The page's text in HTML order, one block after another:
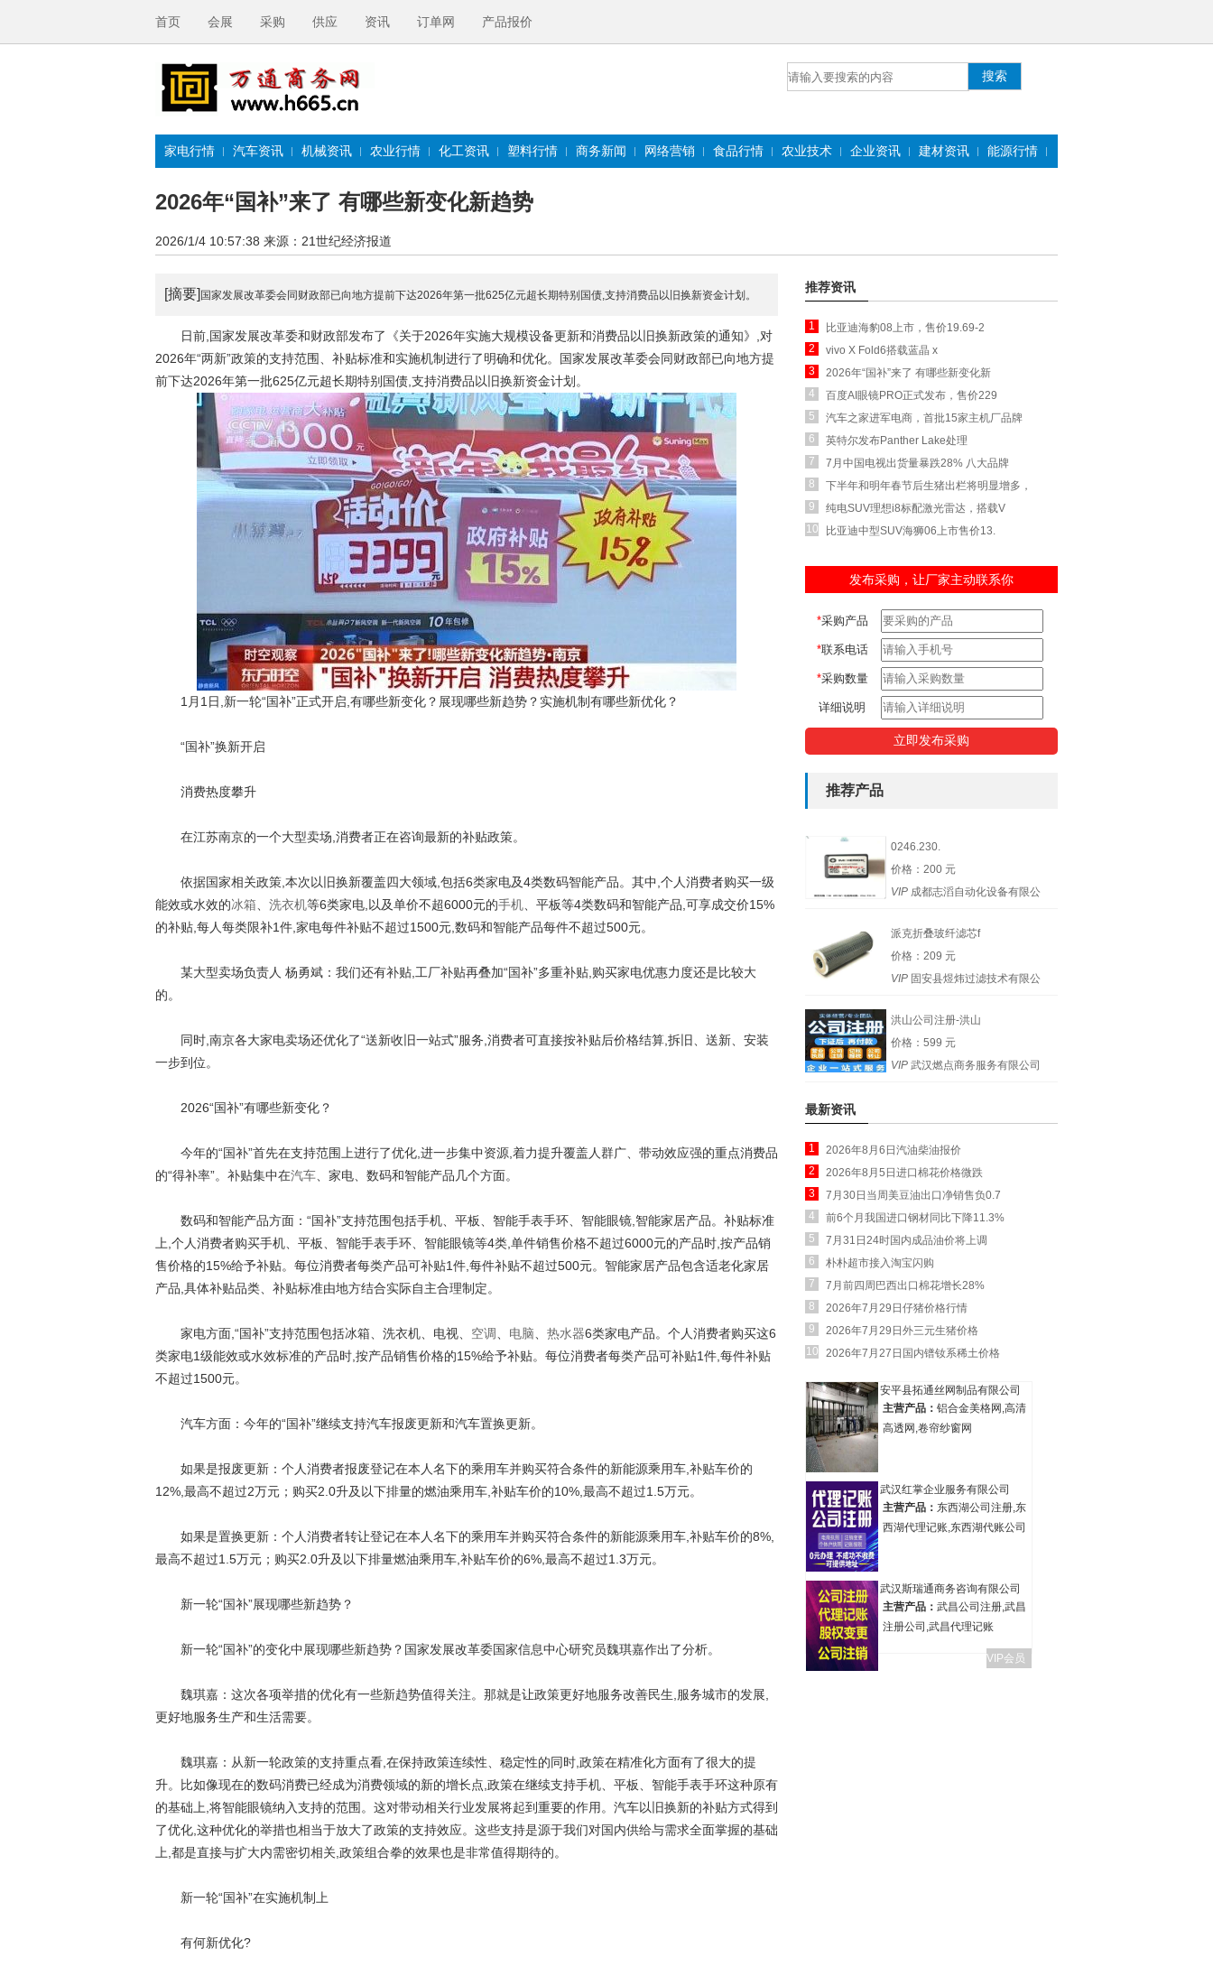
首页 会展 采购 供应 资讯 订单网 产品报价
家电行情 汽车资讯 机械资讯 农业行情 化工资讯 塑料行情 商务新闻 网络营销 食品行情 农业技术 企业资讯 建材资讯 能源行情
2026年“国补”来了 有哪些新变化新趋势
2026/1/4 10:57:38 来源：21世纪经济报道
[摘要] 国家发展改革委会同财政部已向地方提前下达2026年第一批625亿元超长期特别国债,支持消费品以旧换新资金计划。
日前,国家发展改革委和财政部发布了《关于2026年实施大规模设备更新和消费品以旧换新政策的通知》,对
2026年“两新”政策的支持范围、补贴标准和实施机制进行了明确和优化。国家发展改革委会同财政部已向地方提
前下达2026年第一批625亿元超长期特别国债,支持消费品以旧换新资金计划。
1月1日,新一轮“国补”正式开启,有哪些新变化？展现哪些新趋势？实施机制有哪些新优化？
“国补”换新开启
消费热度攀升
在江苏南京的一个大型卖场,消费者正在咨询最新的补贴政策。
依据国家相关政策,本次以旧换新覆盖四大领域,包括6类家电及4类数码智能产品。其中,个人消费者购买一级
能效或水效的冰箱 洗衣机等6类家电,以及单价不超6000元的手机 、平板等4类数码和智能产品,可享成交价15%
的补贴,每人每类限补1件,家电每件补贴不超过1500元,数码和智能产品每件不超过500元。
某大型卖场负责人 杨勇斌：我们还有补贴,工厂补贴再叠加“国补”多重补贴,购买家电优惠力度还是比较大
的。
同时,南京各大家电卖场还优化了“送新收旧一站式”服务,消费者可直接按补贴后价格结算,拆旧、送新、安装
一步到位。
2026“国补”有哪些新变化？
今年的“国补”首先在支持范围上进行了优化,进一步集中资源,着力提升覆盖人群广、带动效应强的重点消费品
的“得补率”。补贴集中在汽车 、家电、数码和智能产品几个方面。
数码和智能产品方面：“国补”支持范围包括手机、平板、智能手表手环、智能眼镜,智能家居产品。补贴标准
上,个人消费者购买手机、平板、智能手表手环、智能眼镜等4类,单件销售价格不超过6000元的产品时,按产品销
售价格的15%给予补贴。每位消费者每类产品可补贴1件,每件补贴不超过500元。智能家居产品包含适老化家居
产品,具体补贴品类、补贴标准由地方结合实际自主合理制定。
家电方面,“国补”支持范围包括冰箱、洗衣机、电视、 空调 电脑 热水器6类家电产品。个人消费者购买这6
类家电1级能效或水效标准的产品时,按产品销售价格的15%给予补贴。每位消费者每类产品可补贴1件,每件补贴
不超过1500元。
汽车方面：今年的“国补”继续支持汽车报废更新和汽车置换更新。
如果是报废更新：个人消费者报废登记在本人名下的乘用车并购买符合条件的新能源乘用车,补贴车价的
12%,最高不超过2万元；购买2.0升及以下排量的燃油乘用车,补贴车价的10%,最高不超过1.5万元。
如果是置换更新：个人消费者转让登记在本人名下的乘用车并购买符合条件的新能源乘用车,补贴车价的8%,
最高不超过1.5万元；购买2.0升及以下排量燃油乘用车,补贴车价的6%,最高不超过1.3万元。
新一轮“国补”展现哪些新趋势？
新一轮“国补”的变化中展现哪些新趋势？国家发展改革委国家信息中心研究员魏琪嘉作出了分析。
魏琪嘉：这次各项举措的优化有一些新趋势值得关注。那就是让政策更好地服务改善民生,服务城市的发展,
更好地服务生产和生活需要。
魏琪嘉：从新一轮政策的支持重点看,在保持政策连续性、稳定性的同时,政策在精准化方面有了很大的提
升。比如像现在的数码消费已经成为消费领域的新的增长点,政策在继续支持手机、平板、智能手表手环这种原有
的基础上,将智能眼镜纳入支持的范围。这对带动相关行业发展将起到重要的作用。汽车以旧换新的补贴方式得到
了优化,这种优化的举措也相当于放大了政策的支持效应。这些支持是源于我们对国内供给与需求全面掌握的基础
上,都是直接与扩大内需密切相关,政策组合拳的效果也是非常值得期待的。
新一轮“国补”在实施机制上
有何新优化?
推荐资讯
1
比亚迪海豹08上市，售价19.69-2
2
vivo X Fold6搭载蓝晶 x
3
2026年“国补”来了 有哪些新变化新
4
百度AI眼镜PRO正式发布，售价229
5
汽车之家进军电商，首批15家主机厂品牌
6
英特尔发布Panther Lake处理
7
7月中国电视出货量暴跌28% 八大品牌
8
下半年和明年春节后生猪出栏将明显增多，
9
纯电SUV理想i8标配激光雷达，搭载V
10
比亚迪中型SUV海狮06上市售价13.
发布采购，让厂家主动联系你
*采购产品
*联系电话
*采购数量
详细说明
推荐产品
0246.230.
价格：200 元
VIP 成都志滔自动化设备有限公
派克折叠玻纤滤芯f
价格：209 元
VIP 固安县煜炜过滤技术有限公
洪山公司注册-洪山
价格：599 元
VIP 武汉燃点商务服务有限公司
最新资讯
1
2026年8月6日汽油柴油报价
2
2026年8月5日进口棉花价格微跌
3
7月30日当周美豆油出口净销售负0.7
4
前6个月我国进口钢材同比下降11.3%
5
7月31日24时国内成品油价将上调
6
朴朴超市接入淘宝闪购
7
7月前四周巴西出口棉花增长28%
8
2026年7月29日仔猪价格行情
9
2026年7月29日外三元生猪价格
10
2026年7月27日国内镨钕系稀土价格
VIP会员
安平县拓通丝网制品有限公司
主营产品： 铝合金美格网,高清
高透网,卷帘纱窗网
武汉红掌企业服务有限公司
主营产品： 东西湖公司注册,东
西湖代理记账,东西湖代账公司
武汉斯瑞通商务咨询有限公司
主营产品： 武昌公司注册,武昌
注册公司,武昌代理记账